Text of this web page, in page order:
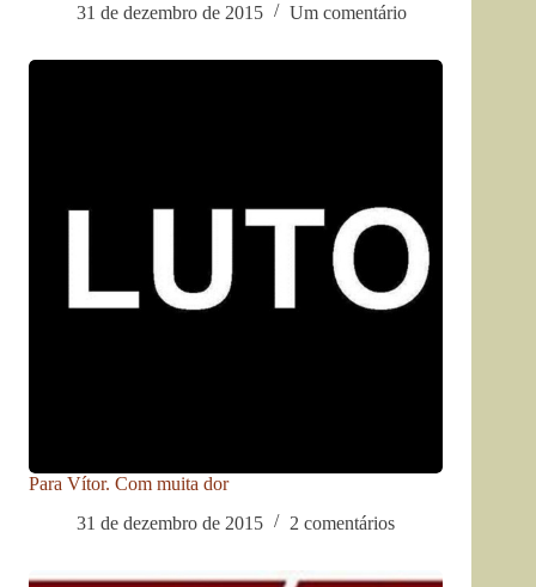
31 de dezembro de 2015
Um comentário
Para Vítor. Com muita dor
31 de dezembro de 2015
2 comentários